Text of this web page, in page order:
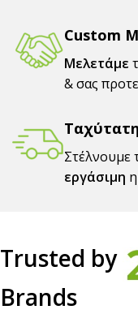
Custom
Μελετάμε
& σας
Στέλνουμε
εργάσιμη
Trusted by
Brands